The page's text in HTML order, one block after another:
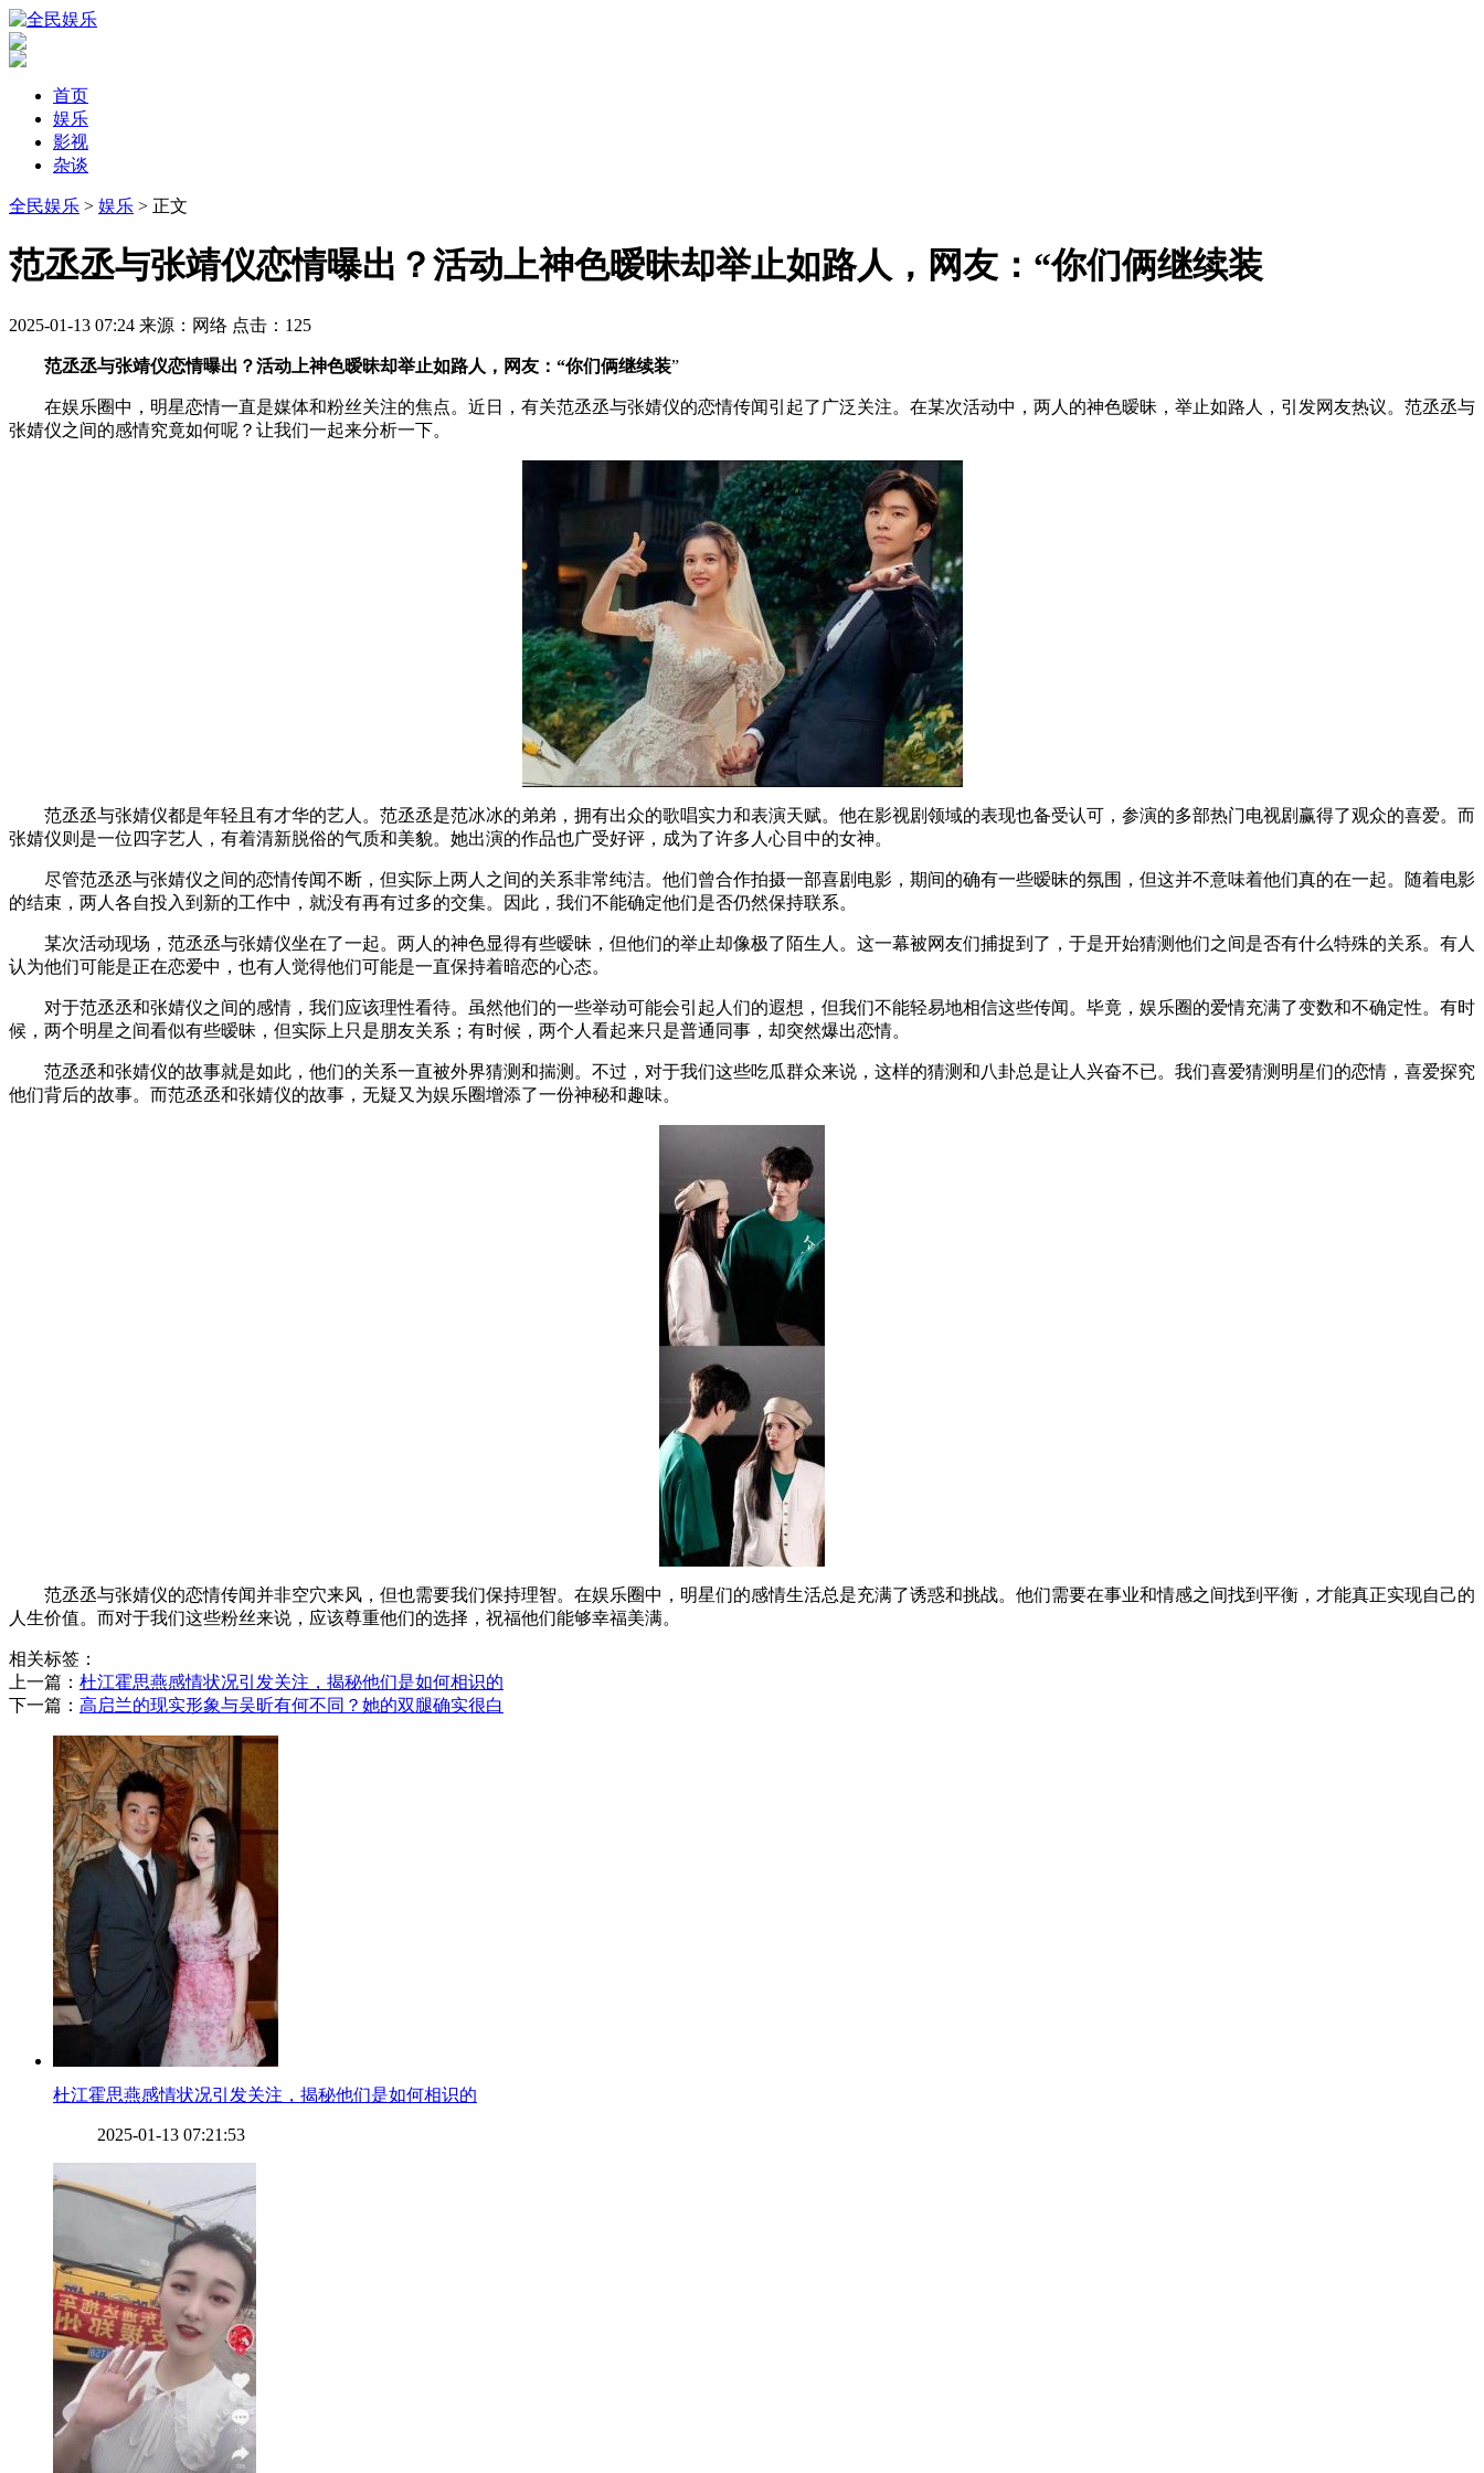
首页
娱乐
影视
杂谈
全民娱乐 > 娱乐 > 正文
​范丞丞与张靖仪恋情曝出？活动上神色暧昧却举止如路人，网友：“你们俩继续装
2025-01-13 07:24 来源：网络 点击： 125
范丞丞与张靖仪恋情曝出？活动上神色暧昧却举止如路人，网友：“你们俩继续装”
在娱乐圈中，明星恋情一直是媒体和粉丝关注的焦点。近日，有关范丞丞与张婧仪的恋情传闻引起了广泛关注。在某次活动中，两人的神色暧昧，举止如路人，引发网友热议。范丞丞与
张婧仪之间的感情究竟如何呢？让我们一起来分析一下。
范丞丞与张婧仪都是年轻且有才华的艺人。范丞丞是范冰冰的弟弟，拥有出众的歌唱实力和表演天赋。他在影视剧领域的表现也备受认可，参演的多部热门电视剧赢得了观众的喜爱。而
张婧仪则是一位四字艺人，有着清新脱俗的气质和美貌。她出演的作品也广受好评，成为了许多人心目中的女神。
尽管范丞丞与张婧仪之间的恋情传闻不断，但实际上两人之间的关系非常纯洁。他们曾合作拍摄一部喜剧电影，期间的确有一些暧昧的氛围，但这并不意味着他们真的在一起。随着电影
的结束，两人各自投入到新的工作中，就没有再有过多的交集。因此，我们不能确定他们是否仍然保持联系。
某次活动现场，范丞丞与张婧仪坐在了一起。两人的神色显得有些暧昧，但他们的举止却像极了陌生人。这一幕被网友们捕捉到了，于是开始猜测他们之间是否有什么特殊的关系。有人
认为他们可能是正在恋爱中，也有人觉得他们可能是一直保持着暗恋的心态。
对于范丞丞和张婧仪之间的感情，我们应该理性看待。虽然他们的一些举动可能会引起人们的遐想，但我们不能轻易地相信这些传闻。毕竟，娱乐圈的爱情充满了变数和不确定性。有时
候，两个明星之间看似有些暧昧，但实际上只是朋友关系；有时候，两个人看起来只是普通同事，却突然爆出恋情。
范丞丞和张婧仪的故事就是如此，他们的关系一直被外界猜测和揣测。不过，对于我们这些吃瓜群众来说，这样的猜测和八卦总是让人兴奋不已。我们喜爱猜测明星们的恋情，喜爱探究
他们背后的故事。而范丞丞和张婧仪的故事，无疑又为娱乐圈增添了一份神秘和趣味。
范丞丞与张婧仪的恋情传闻并非空穴来风，但也需要我们保持理智。在娱乐圈中，明星们的感情生活总是充满了诱惑和挑战。他们需要在事业和情感之间找到平衡，才能真正实现自己的
人生价值。而对于我们这些粉丝来说，应该尊重他们的选择，祝福他们能够幸福美满。
相关标签：
上一篇： ​杜江霍思燕感情状况引发关注，揭秘他们是如何相识的
下一篇： ​高启兰的现实形象与吴昕有何不同？她的双腿确实很白
​杜江霍思燕感情状况引发关注，揭秘他们是如何相识的
2025-01-13 07:21:53